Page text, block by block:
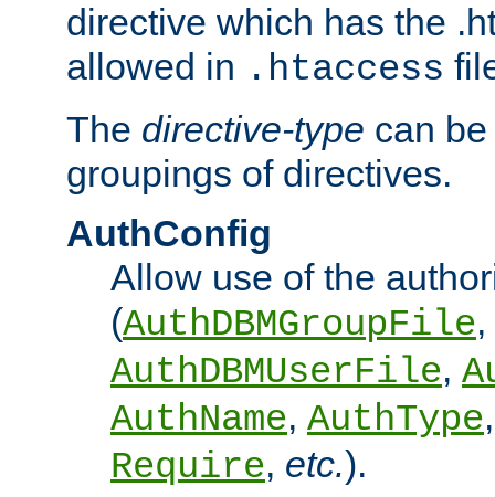
directive which has the
allowed in .htaccess
The directive-type can
groupings of directives.
AuthConfig
Allow use of the
(AuthDBMGroupFile,
AuthDBMUserFile,
AuthName, AuthType
Require, etc.).